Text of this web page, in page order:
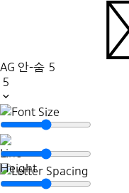
AG 안-숨 5
5